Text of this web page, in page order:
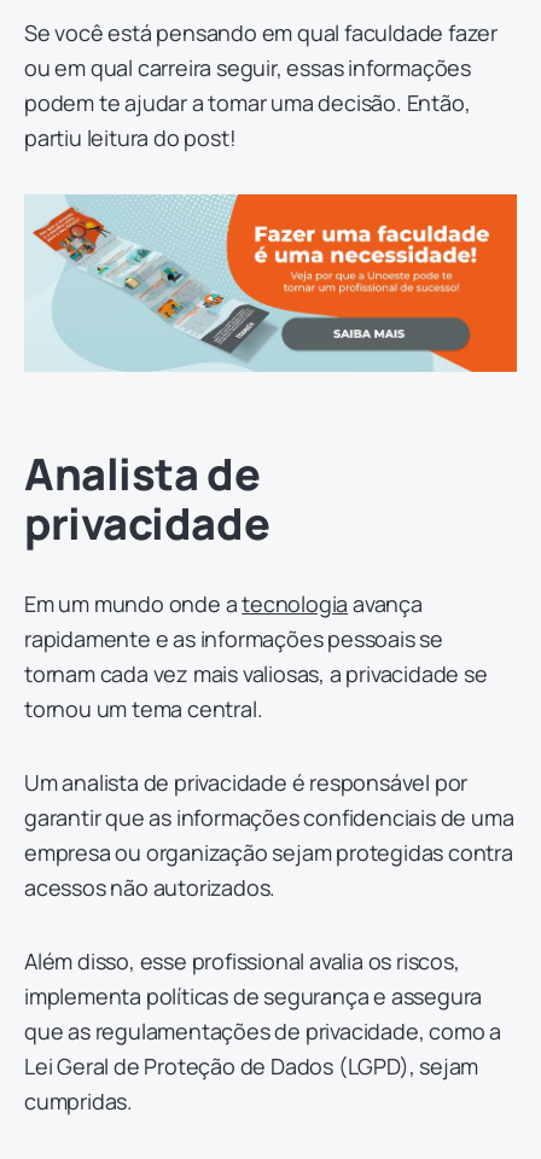
Se você está pensando em qual faculdade fazer
ou em qual carreira seguir, essas informações
podem te ajudar a tomar uma decisão. Então,
partiu leitura do post!
Analista de
privacidade
Em um mundo onde atecnologia avança
rapidamente e as informações pessoais se
tornam cada vez mais valiosas, a privacidade se
tornou um tema central.
Um analista de privacidade é responsável por
garantir que as informações confidenciais de uma
empresa ou organização sejam protegidas contra
acessos não autorizados.
Além disso, esse profissional avalia os riscos,
implementa políticas de segurança e assegura
que as regulamentações de privacidade, como a
Lei Geral de Proteção de Dados (LGPD), sejam
cumpridas.